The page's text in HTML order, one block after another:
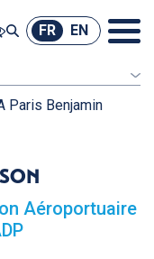
FR EN
Paris Benjamin
Aéroportuaire